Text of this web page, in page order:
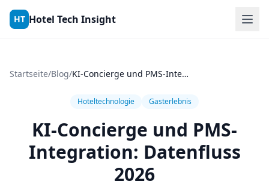
Skip to content
HT Hotel Tech Insight
Startseite/Blog/ KI-Concierge und PMS-Integration: Datenfluss 2026
Hoteltechnologie Gasterlebnis
KI-Concierge und PMS-
Integration: Datenfluss
2026